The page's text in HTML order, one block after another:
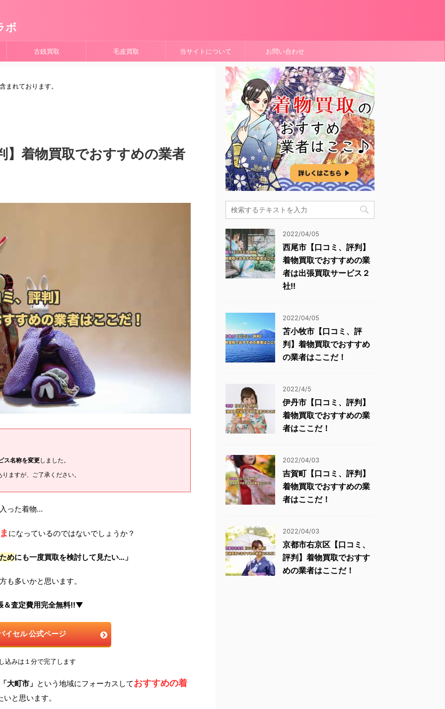
ボ
古銭買取 毛皮買取 当サイトについて お問い合わせ
まれております。
】着物買取でおすすめの業者
ス名称を変更しました。
ますが、ご了承ください。
った着物…
になっているのではないでしょうか？
めにも一度買取を検討して見たい…」
も多いかと思います。
査定費用完全無料!!▼
イセル 公式ページ
込みは１分で完了します
大町市」 という地域にフォーカスしておすすめの着
と思います。
2022/04/05
西尾市【口コミ、評判】
着物買取でおすすめの業
者は出張買取サービス２
社!!
2022/04/05
苫小牧市【口コミ、評
判】着物買取でおすすめ
の業者はここだ！
2022/4/5
伊丹市【口コミ、評判】
着物買取でおすすめの業
者はここだ！
2022/04/03
吉賀町【口コミ、評判】
着物買取でおすすめの業
者はここだ！
2022/04/03
京都市右京区【口コミ、
評判】着物買取でおすす
めの業者はここだ！